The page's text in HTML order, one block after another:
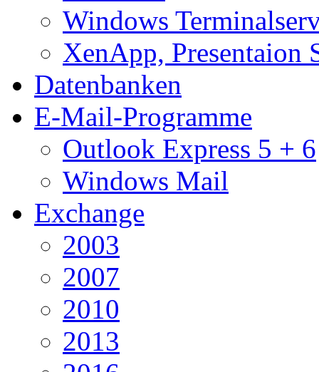
Windows
XenApp, Presentaion
Datenbanken
E-Mail-Programme
Outlook Express 5 + 6
Windows Mail
Exchange
2003
2007
2010
2013